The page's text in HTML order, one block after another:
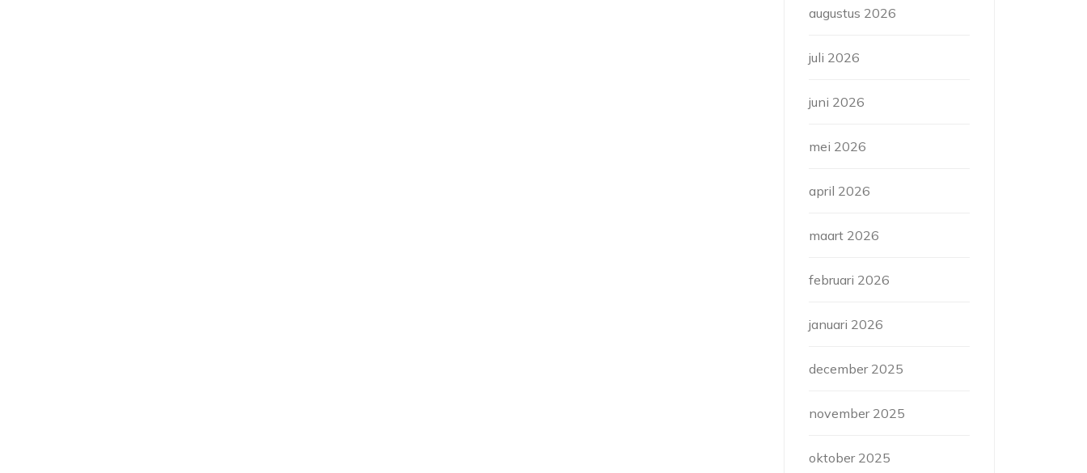
augustus 2026
juli 2026
juni 2026
mei 2026
april 2026
maart 2026
februari 2026
januari 2026
december 2025
november 2025
oktober 2025